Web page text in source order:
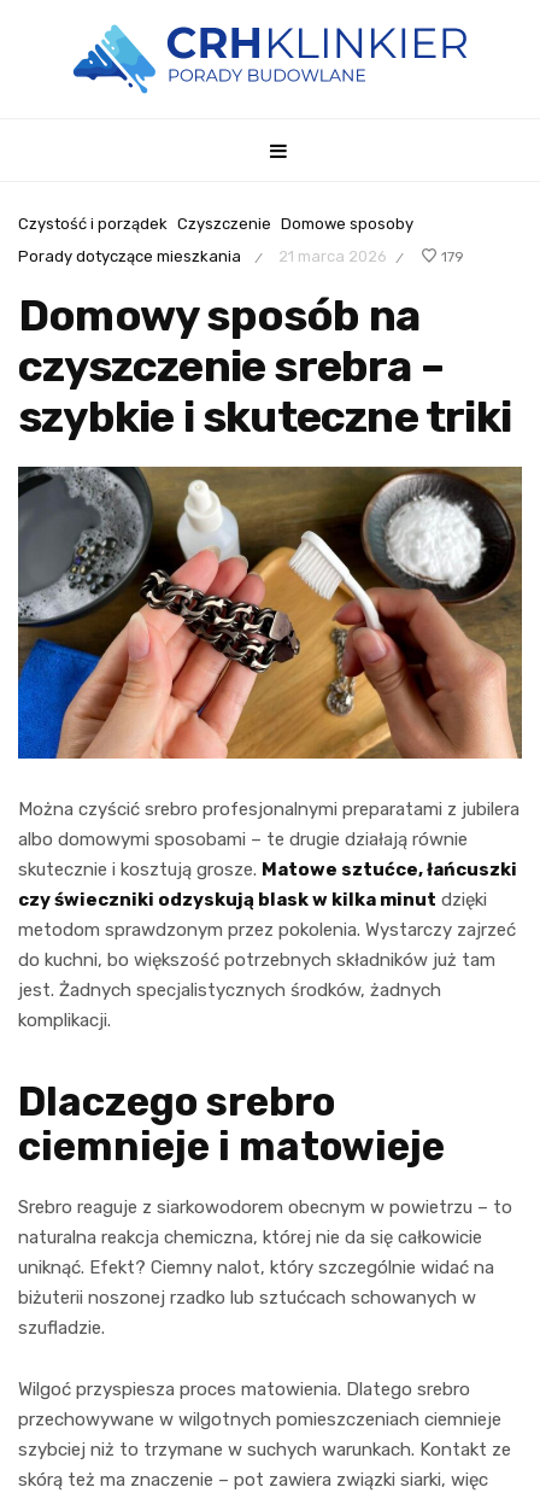
Czystość i porządek Czyszczenie Domowe sposoby
Porady dotyczące mieszkania
/ 21 marca 2026 / 179
Domowy sposób na
czyszczenie srebra –
szybkie i skuteczne triki
Można czyścić srebro profesjonalnymi preparatami z jubilera
albo domowymi sposobami – te drugie działają równie
skutecznie i kosztują grosze. Matowe sztućce, łańcuszki
czy świeczniki odzyskują blask w kilka minut dzięki
metodom sprawdzonym przez pokolenia. Wystarczy zajrzeć
do kuchni, bo większość potrzebnych składników już tam
jest. Żadnych specjalistycznych środków, żadnych
komplikacji.
Dlaczego srebro
ciemnieje i matowieje
Srebro reaguje z siarkowodorem obecnym w powietrzu – to
naturalna reakcja chemiczna, której nie da się całkowicie
uniknąć. Efekt? Ciemny nalot, który szczególnie widać na
biżuterii noszonej rzadko lub sztućcach schowanych w
szufladzie.
Wilgoć przyspiesza proces matowienia. Dlatego srebro
przechowywane w wilgotnych pomieszczeniach ciemnieje
szybciej niż to trzymane w suchych warunkach. Kontakt ze
skórą też ma znaczenie – pot zawiera związki siarki, więc